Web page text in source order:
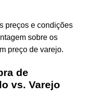
preços e condições
sobre os
preço de varejo.
de
vs. Varejo